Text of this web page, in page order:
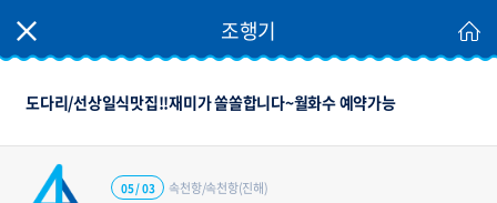
조행기
도다리/선상일식맛집!!재미가 쏠쏠합니다~월화수 예약가능
속천항/속천항(진해)
05 / 03